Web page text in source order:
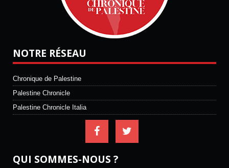
NOTRE RÉSEAU
Chronique de Palestine
Palestine Chronicle
Palestine Chronicle Italia
QUI SOMMES-NOUS ?